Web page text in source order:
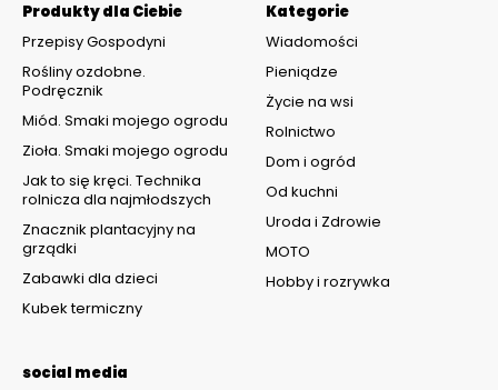
Kategorie
Wiadomości
Pieniądze
Życie na wsi
Rolnictwo
Dom i ogród
Od kuchni
Uroda i Zdrowie
MOTO
Hobby i rozrywka
Produkty dla Ciebie
Przepisy Gospodyni
Rośliny ozdobne.
Podręcznik
Miód. Smaki mojego ogrodu
Zioła. Smaki mojego ogrodu
Jak to się kręci. Technika
rolnicza dla najmłodszych
Znacznik plantacyjny na
grządki
Zabawki dla dzieci
Kubek termiczny
social media